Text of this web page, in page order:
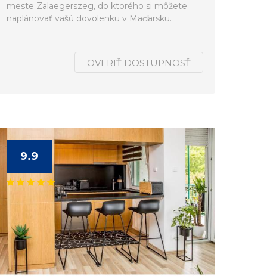
meste Zalaegerszeg, do ktorého si môžete
naplánovať vašú dovolenku v Maďarsku.
OVERIŤ DOSTUPNOSŤ
9.9